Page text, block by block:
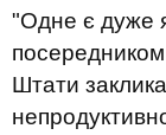
"Одне є дуже
посередником
Штати